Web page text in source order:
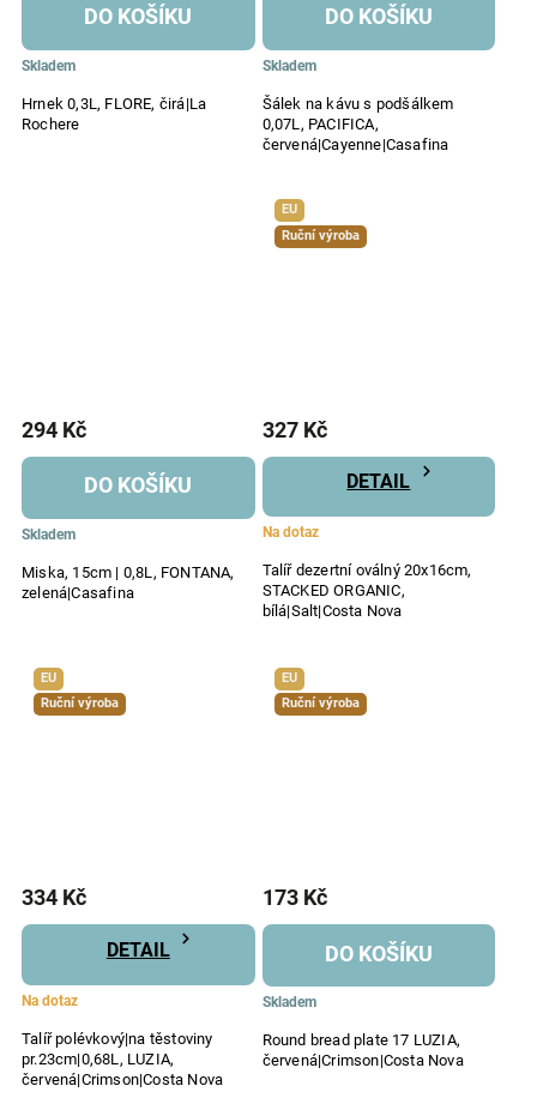
Hrnek 0,3L, FLORE, čirá|La
Rochere
Skladem
DO KOŠÍKU
Šálek na kávu s podšálkem
0,07L, PACIFICA,
červená|Cayenne|Casafina
Skladem
DO KOŠÍKU
Miska, 15cm | 0,8L, FONTANA,
zelená|Casafina
Skladem
294 Kč
DO KOŠÍKU
EU
Ruční výroba
Talíř dezertní oválný 20x16cm,
STACKED ORGANIC,
bílá|Salt|Costa Nova
Na dotaz
327 Kč
DETAIL
EU
Ruční výroba
Talíř polévkový|na těstoviny
pr.23cm|0,68L, LUZIA,
červená|Crimson|Costa Nova
Na dotaz
334 Kč
DETAIL
EU
Ruční výroba
Round bread plate 17 LUZIA,
červená|Crimson|Costa Nova
Skladem
173 Kč
DO KOŠÍKU